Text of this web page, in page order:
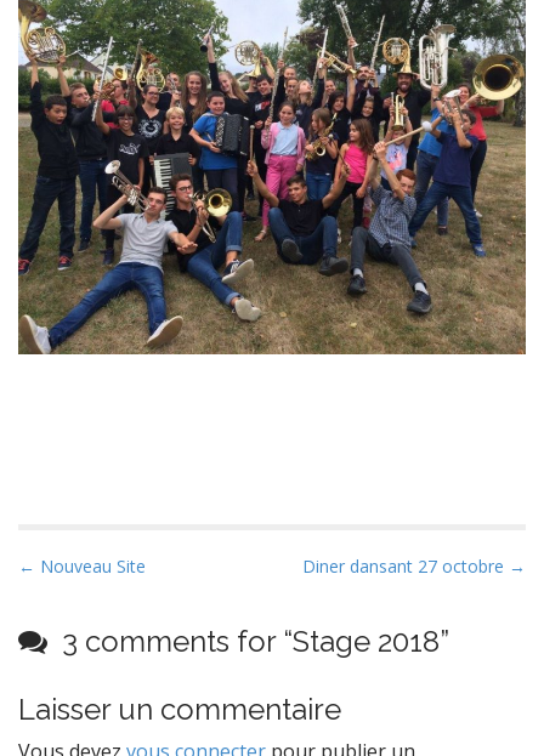
P
s
t
n
a
← Nouveau Site Diner dansant 27 octobre →
3 comments for “Stage 2018”
Laisser un commentaire
Vous devez vous connecter pour publier un